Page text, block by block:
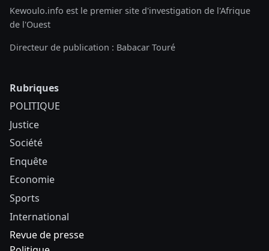
Kewoulo.info est le premier site d'investigation de l'Afrique
de l'Ouest
Directeur de publication : Babacar Touré
Rubriques
POLITIQUE
Justice
Société
Enquête
Economie
Sports
International
Revue de presse